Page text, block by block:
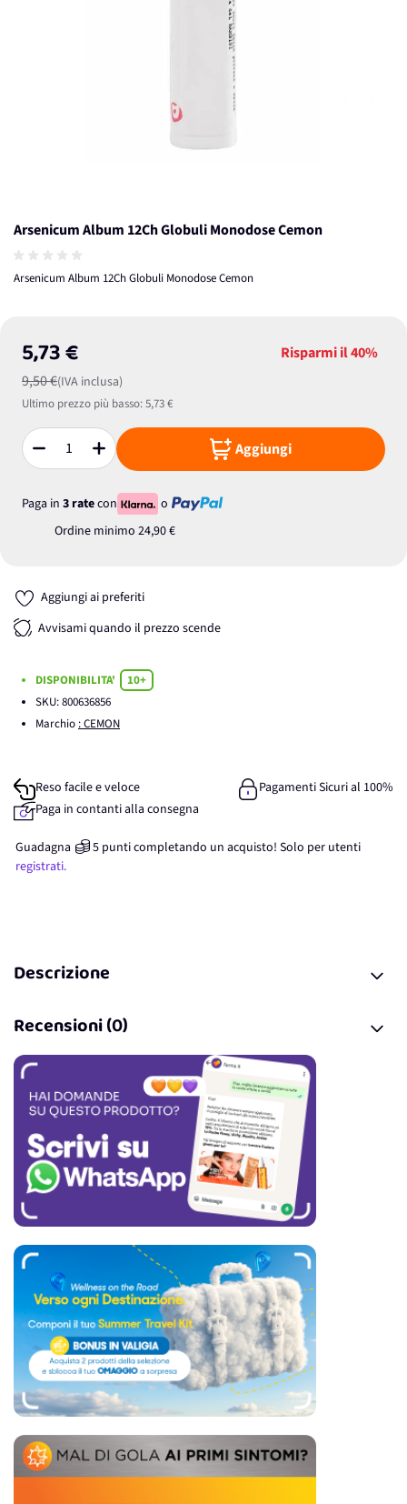
Arsenicum Album 12Ch Globuli Monodose Cemon
Arsenicum Album 12Ch Globuli Monodose Cemon
5,73 €
9,50 €(IVA inclusa)
Risparmi il40%
Ultimo prezzo più basso:5,73 €
Quantità Aggiungi
Paga in 3 ratecon
o
Ordine minimo 24,90 €
Aggiungi ai preferiti
Avvisami quando il prezzo scende
DISPONIBILITA'
10+
SKU:800636856
Marchio : CEMON
Reso facile e veloce
Pagamenti Sicuri al 100%
Paga in contanti alla consegna
Guadagna 5 punticompletando un acquisto! Solo per utenti
registrati.
Descrizione
Recensioni (0)